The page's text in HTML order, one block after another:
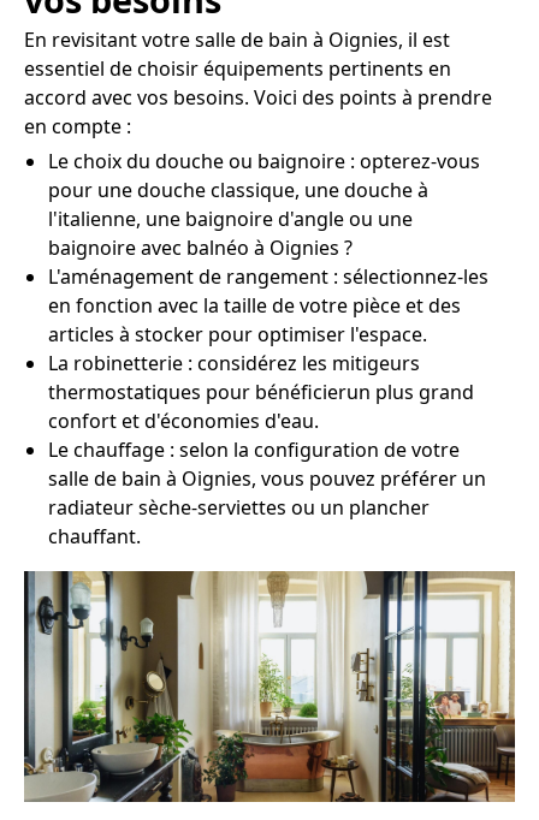
En revisitant votre salle de bain à Oignies, il est
essentiel de choisir équipements pertinents en
accord avec vos besoins. Voici des points à prendre
en compte :
Le choix du douche ou baignoire : opterez-vous
pour une douche classique, une douche à
l'italienne, une baignoire d'angle ou une
baignoire avec balnéo à Oignies ?
L'aménagement de rangement : sélectionnez-les
en fonction avec la taille de votre pièce et des
articles à stocker pour optimiser l'espace.
La robinetterie : considérez les mitigeurs
thermostatiques pour bénéficierun plus grand
confort et d'économies d'eau.
Le chauffage : selon la configuration de votre
salle de bain à Oignies, vous pouvez préférer un
radiateur sèche-serviettes ou un plancher
chauffant.